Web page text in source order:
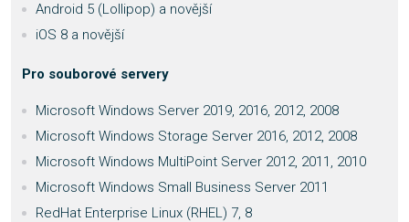
Android 5 (Lollipop) a novější
iOS 8 a novější
Pro souborové servery
Microsoft Windows Server 2019, 2016, 2012, 2008
Microsoft Windows Storage Server 2016, 2012, 2008
Microsoft Windows MultiPoint Server 2012, 2011, 2010
Microsoft Windows Small Business Server 2011
RedHat Enterprise Linux (RHEL) 7, 8